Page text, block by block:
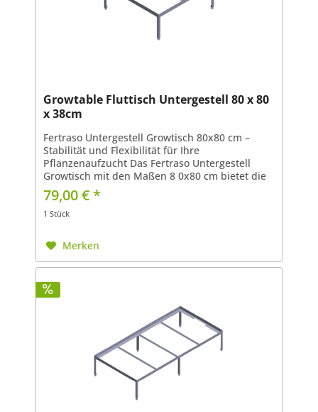
Growtable Fluttisch Untergestell 80 x 80
x 38cm
Fertraso Untergestell Growtisch 80x80 cm –
Stabilität und Flexibilität für Ihre
Pflanzenaufzucht Das Fertraso Untergestell
Growtisch mit den Maßen 8 0x80 cm bietet die
ideale Basis für Ihre Pflanzenzucht. Entwickelt
für Hobbygärtner und...
79,00 € *
1 Stück
Merken